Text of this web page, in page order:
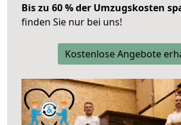
Bis zu 60 % der Umzugskosten
finden Sie nur bei uns!
Kostenlose Angebote